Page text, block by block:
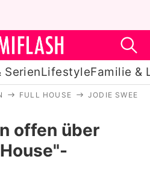
SerienLifestyleFamilie &
Stars
& Serien
FULL HOUSE JODIE
offen über